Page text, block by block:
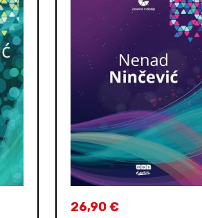
26,90€